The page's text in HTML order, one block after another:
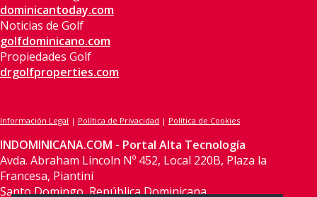
dominicantoday.com
Noticias de Golf
golfdominicano.com
Propiedades Golf
drgolfproperties.com
Información Legal | Política de Privacidad | Política de Cookies
INDOMINICANA.COM - Portal Alta Tecnología
Avda. Abraham Lincoln Nº 452, Local 220B, Plaza la
Francesa, Piantini
Santo Domingo, República Dominicana